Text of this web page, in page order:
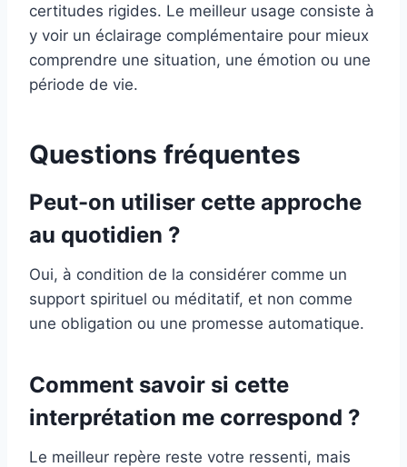
certitudes rigides. Le meilleur usage consiste à
y voir un éclairage complémentaire pour mieux
comprendre une situation, une émotion ou une
période de vie.
Questions fréquentes
Peut-on utiliser cette approche
au quotidien ?
Oui, à condition de la considérer comme un
support spirituel ou méditatif, et non comme
une obligation ou une promesse automatique.
Comment savoir si cette
interprétation me correspond ?
Le meilleur repère reste votre ressenti, mais